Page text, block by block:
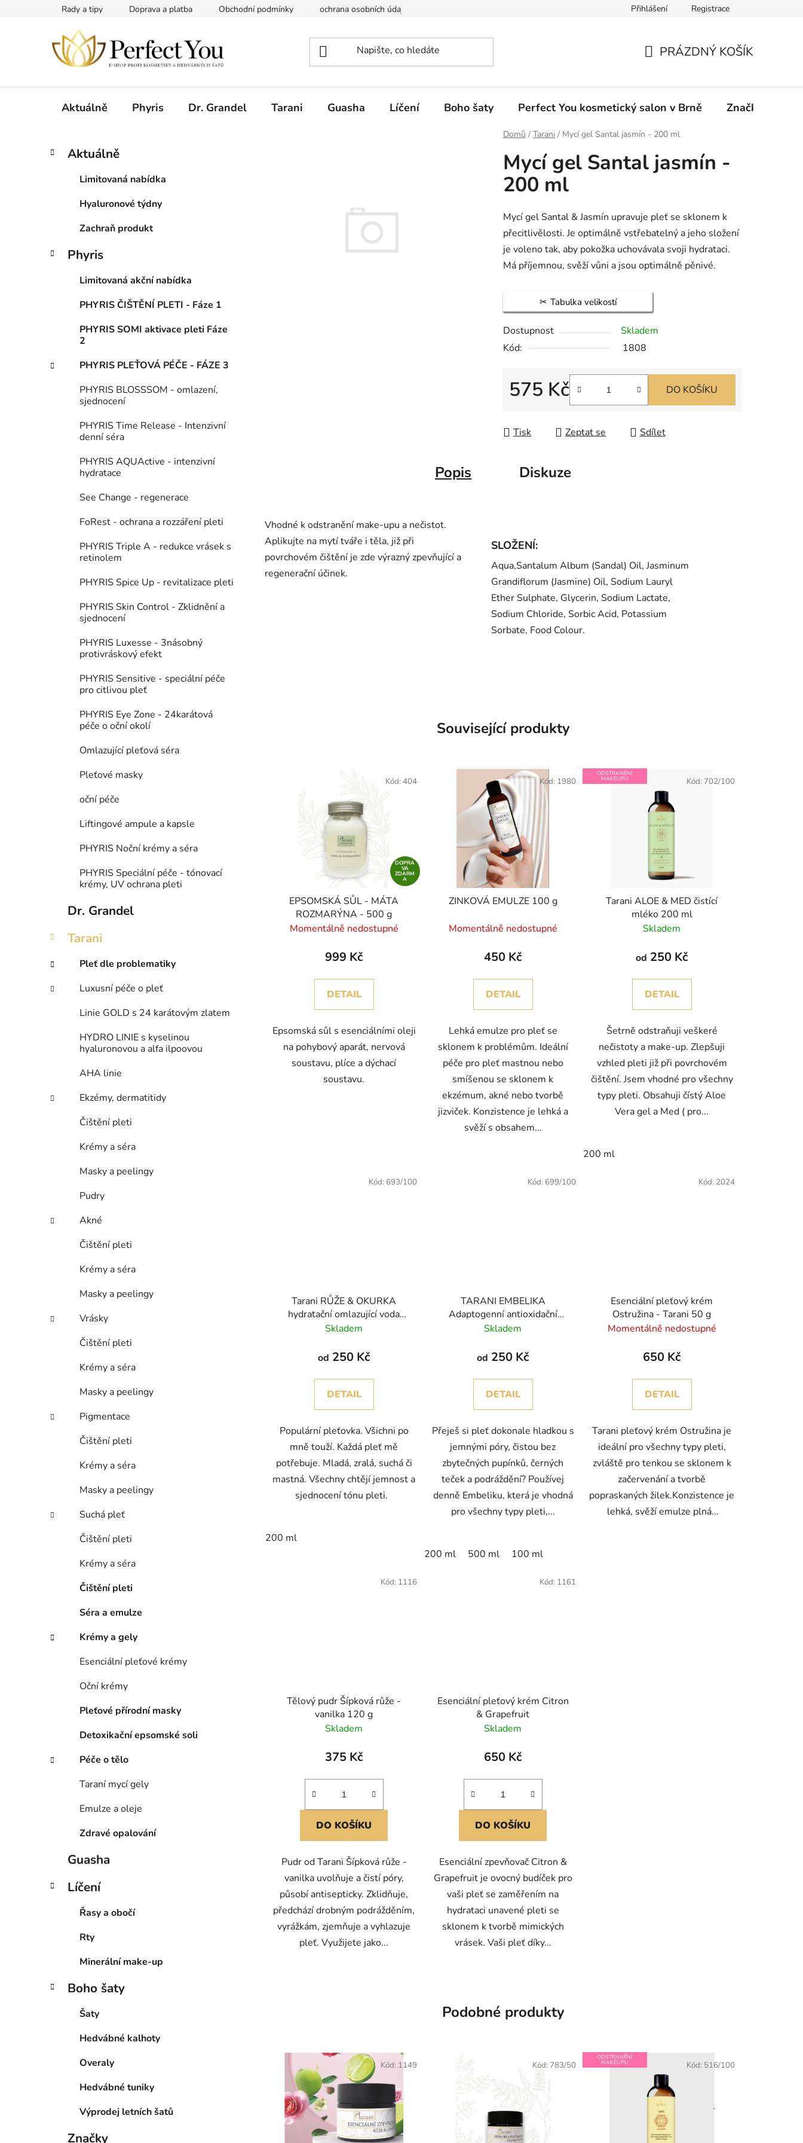
Rady a tipy Doprava a platba Obchodní podmínky ochrana osobních údajů Přihlášení Registrace
PRÁZDNÝ KOŠÍK
Aktuálně Phyris Dr. Grandel Tarani Guasha Líčení Boho šaty Perfect You kosmetický salon v Brně Značky
Domů / Tarani / Mycí gel Santal jasmín - 200 ml
P
n
Přeskočit
kategorie
K
a
e
Aktuálně
Limitovaná nabídka
Hyaluronové týdny
Zachraň produkt
Phyris
Limitovaná akční nabídka
PHYRIS ČIŠTĚNÍ PLETI - Fáze 1
PHYRIS SOMI aktivace pleti Fáze
2
PHYRIS PLEŤOVÁ PÉČE - FÁZE 3
PHYRIS BLOSSSOM - omlazení,
sjednocení
PHYRIS Time Release - Intenzivní
denní séra
PHYRIS AQUActive - intenzivní
hydratace
See Change - regenerace
FoRest - ochrana a rozzáření pleti
PHYRIS Triple A - redukce vrásek s
retinolem
PHYRIS Spice Up - revitalizace pleti
PHYRIS Skin Control - Zklidnění a
sjednocení
PHYRIS Luxesse - 3násobný
protivráskový efekt
PHYRIS Sensitive - speciální péče
pro citlivou pleť
PHYRIS Eye Zone - 24karátová
péče o oční okolí
Omlazující pleťová séra
Pleťové masky
oční péče
Liftingové ampule a kapsle
PHYRIS Noční krémy a séra
PHYRIS Speciální péče - tónovací
krémy, UV ochrana pleti
Dr. Grandel
Tarani
Pleť dle problematiky
Luxusní péče o pleť
Linie GOLD s 24 karátovým zlatem
HYDRO LINIE s kyselinou
hyaluronovou a alfa ilpoovou
AHA linie
Ekzémy, dermatitidy
Čištění pleti
Krémy a séra
Masky a peelingy
Pudry
Akné
Čištění pleti
Krémy a séra
Masky a peelingy
Vrásky
Čištění pleti
Krémy a séra
Masky a peelingy
Pigmentace
Čištění pleti
Krémy a séra
Masky a peelingy
Suchá pleť
Čištění pleti
Krémy a séra
Čištění pleti
Séra a emulze
Krémy a gely
Esenciální pleťové krémy
Oční krémy
Pleťové přírodní masky
Detoxikační epsomské soli
Péče o tělo
Taraní mycí gely
Emulze a oleje
Zdravé opalování
Guasha
Líčení
Řasy a obočí
Rty
Minerální make-up
Boho šaty
Šaty
Hedvábné kalhoty
Overaly
Hedvábné tuniky
Výprodej letních šatů
Značky
Mycí gel Santal jasmín -
200 ml
Mycí gel Santal & Jasmín upravuje pleť se sklonem k
přecitlivělosti. Je optimálně vstřebatelný a jeho složení
je voleno tak, aby pokožka uchovávala svoji hydrataci.
Má příjemnou, svěží vůni a jsou optimálně pěnivé.
Tabulka velikostí
Dostupnost
Skladem
Kód:
1808
575 Kč DO KOŠÍKU
Tisk Zeptat se Sdílet
Popis Diskuze
Vhodné k odstranění make-upu a nečistot.
Aplikujte na mytí tváře i těla, již při
povrchovém čištění je zde výrazný zpevňující a
regenerační účinek.
SLOŽENÍ:
Aqua,Santalum Album (Sandal) Oil, Jasminum
Grandiflorum (Jasmine) Oil, Sodium Lauryl
Ether Sulphate, Glycerin, Sodium Lactate,
Sodium Chloride, Sorbic Acid, Potassium
Sorbate, Food Colour.
Související produkty
DOPRA
VA
ZDARM
A
EPSOMSKÁ SŮL - MÁTA
ROZMARÝNA - 500 g
Momentálně nedostupné
999 Kč
DETAIL
Epsomská sůl s esenciálními oleji
na pohybový aparát, nervová
soustavu, plíce a dýchací
soustavu.
Kód: 404
ZINKOVÁ EMULZE 100 g
Momentálně nedostupné
450 Kč
DETAIL
Lehká emulze pro pleť se
sklonem k problémům. Ideální
péče pro pleť mastnou nebo
smíšenou se sklonem k
ekzémum, akné nebo tvorbě
jizviček. Konzistence je lehká a
svěží s obsahem...
Kód: 1980
ODSTRANĚNÍ
MAKEUPU
Tarani ALOE & MED čistící
mléko 200 ml
Skladem
od 250 Kč
DETAIL
Šetrně odstraňuji veškeré
nečistoty a make-up. Zlepšuji
vzhled pleti již při povrchovém
čištění. Jsem vhodné pro všechny
typy pleti. Obsahuji čístý Aloe
Vera gel a Med ( pro...
200 ml
Kód: 702/100
Tarani RŮŽE & OKURKA
hydratační omlazující voda
100/200/500 ml
Skladem
od 250 Kč
DETAIL
Populární pleťovka. Všichni po
mně touží. Každá pleť mě
potřebuje. Mladá, zralá, suchá či
mastná. Všechny chtějí jemnost a
sjednocení tónu pleti.
200 ml
Kód: 693/100
TARANI EMBELIKA
Adaptogenní antioxidační
tonikum 200/500 ml
Skladem
od 250 Kč
DETAIL
Přeješ si pleť dokonale hladkou s
jemnými póry, čistou bez
zbytečných pupínků, černých
teček a podráždění? Používej
denně Embeliku, která je vhodná
pro všechny typy pleti,...
200 ml 500 ml 100 ml
Kód: 699/100
Esenciální pleťový krém
Ostružina - Tarani 50 g
Momentálně nedostupné
650 Kč
DETAIL
Tarani pleťový krém Ostružina je
ideální pro všechny typy pleti,
zvláště pro tenkou se sklonem k
začervenání a tvorbě
popraskaných žilek.Konzistence je
lehká, svěží emulze plná...
Kód: 2024
Tělový pudr Šípková růže -
vanilka 120 g
Skladem
375 Kč
DO KOŠÍKU
Pudr od Tarani Šípková růže -
vanilka uvolňuje a čistí póry,
působí antisepticky. Zklidňuje,
předchází drobným podrážděním,
vyrážkám, zjemňuje a vyhlazuje
pleť. Využijete jako...
Kód: 1116
Esenciální pleťový krém Citron
& Grapefruit
Skladem
650 Kč
DO KOŠÍKU
Esenciální zpevňovač Citron &
Grapefruit je ovocný budíček pro
vaši pleť se zaměřením na
hydrataci unavené pleti se
sklonem k tvorbě mimických
vrásek. Vaši pleť díky...
Kód: 1161
Podobné produkty
Kód: 1149 Kód: 783/50
ODSTRANĚNÍ
MAKEUPU Kód: 516/100